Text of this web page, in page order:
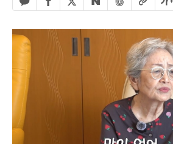
엑스 공유하기
네이버 공유하기URL복사
글